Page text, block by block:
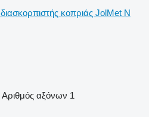
διασκορπιστής κοπριάς JolMet N
Αριθμός αξόνων 1